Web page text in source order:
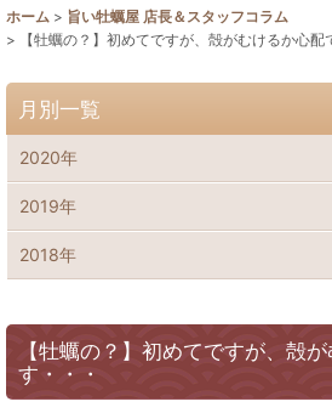
ホーム > 旨い牡蠣屋 店長＆スタッフコラム
>
【牡蠣の？】初めてですが、殻がむけるか心配
【牡蠣の？】初めてですが、殻
す・・・
月別一覧
2020年
2019年
2018年